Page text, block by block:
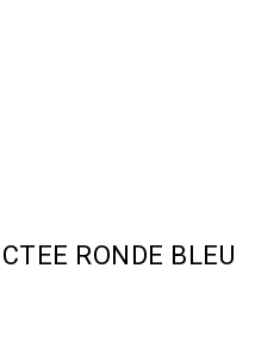
RONDE BLEU